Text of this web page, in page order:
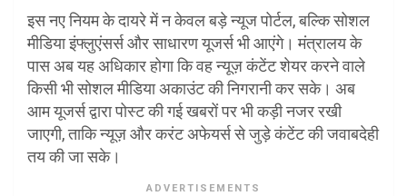
इस नए नियम के दायरे में न केवल बड़े न्यूज पोर्टल, बल्कि सोशल
मीडिया इंफ्लुएंसर्स और साधारण यूजर्स भी आएंगे। मंत्रालय के
पास अब यह अधिकार होगा कि वह न्यूज़ कंटेंट शेयर करने वाले
किसी भी सोशल मीडिया अकाउंट की निगरानी कर सके। अब
आम यूजर्स द्वारा पोस्ट की गई खबरों पर भी कड़ी नजर रखी
जाएगी, ताकि न्यूज़ और करंट अफेयर्स से जुड़े कंटेंट की जवाबदेही
तय की जा सके।
ADVERTISEMENTS